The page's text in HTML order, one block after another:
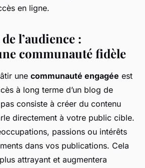
en ligne.
l’audience :
communauté fidèle
une communauté engagée est
à long terme d’un blog de
consiste à créer du contenu
directement à votre public cible.
passions ou intérêts
dans vos publications. Cela
attrayant et augmentera